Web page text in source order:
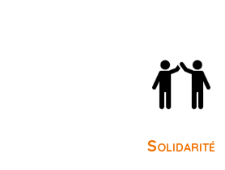
Solidarité